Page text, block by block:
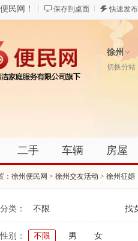
民网！ 保存到桌面 快速发
徐州
切换分站
二手 车辆 房屋
： 徐州便民网 > 徐州交友活动 > 徐州征婚
类： 不限 找
性别： 不限 男 女